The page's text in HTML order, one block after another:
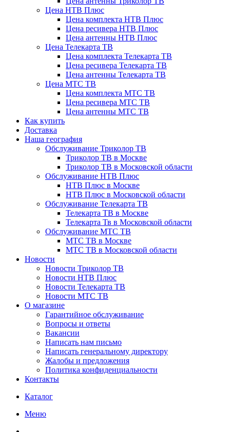
Цена НТВ Плюс
Цена комплекта НТВ Плюс
Цена ресивера НТВ Плюс
Цена антенны НТВ Плюс
Цена Телекарта ТВ
Цена комплекта Телекарта ТВ
Цена ресивера Телекарта ТВ
Цена антенны Телекарта ТВ
Цена МТС ТВ
Цена комплекта МТС ТВ
Цена ресивера МТС ТВ
Цена антенны МТС ТВ
Как купить
Доставка
Наша география
Обслуживание Триколор ТВ
Триколор ТВ в Москве
Триколор ТВ в Московской области
Обслуживание НТВ Плюс
НТВ Плюс в Москве
НТВ Плюс в Московской области
Обслуживание Телекарта ТВ
Телекарта ТВ в Москве
Телекарта Тв в Московской области
Обслуживание МТС ТВ
МТС ТВ в Москве
МТС ТВ в Московской области
Новости
Новости Триколор ТВ
Новости НТВ Плюс
Новости Телекарта ТВ
Новости МТС ТВ
О магазине
Гарантийное обслуживание
Вопросы и ответы
Вакансии
Написать нам письмо
Написать генеральному директору
Жалобы и предложения
Политика конфиденциальности
Контакты
Каталог
Меню